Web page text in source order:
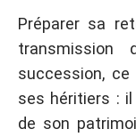
Préparer sa
succession, ce
ses héritiers : il
de son